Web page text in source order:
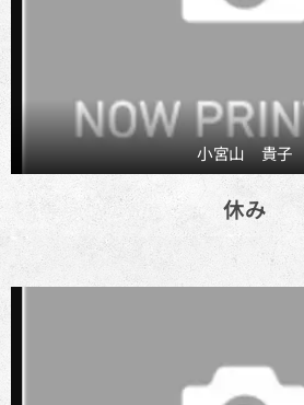
小宮山 貴子
休み